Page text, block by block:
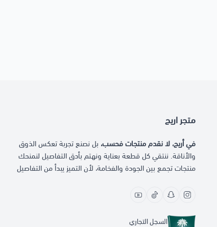
متجر اريج
في أريج، لا نقدم منتجات فحسب، بل نصنع تجربة تعكس الذوق
والأناقة. ننتقي كل قطعة بعناية ونهتم بأدق التفاصيل لنمنحك
منتجات تجمع بين الجودة والفخامة، لأن التميز يبدأ من التفاصيل
السجل التجاري